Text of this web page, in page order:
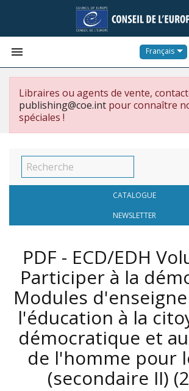
 Français
Libraires ou agents de vente,
publishing@coe.int pour connaître
spéciales !
CATALOGUE
NEWSLETTER
PDF - ECD/EDH
Participer à la
Modules
l'éducation à la
démocratique et
de l'homme pour
(secondaire II)